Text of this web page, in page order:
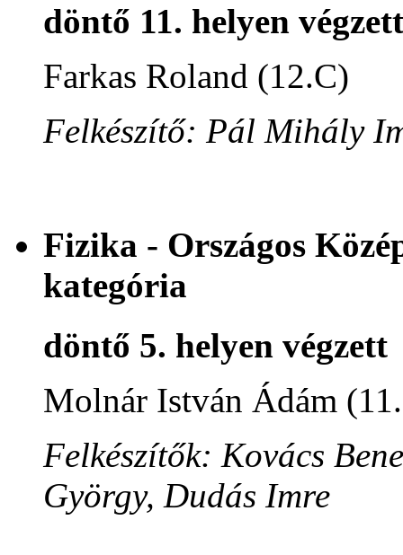
döntő 11. helyen végzett
Farkas Roland (12.C)
Felkészítő: Pál Mihály
Fizika - Országos
kategória
döntő 5. helyen végzett
Molnár István Ádám
Felkészítők: Kovács
György, Dudás Imre